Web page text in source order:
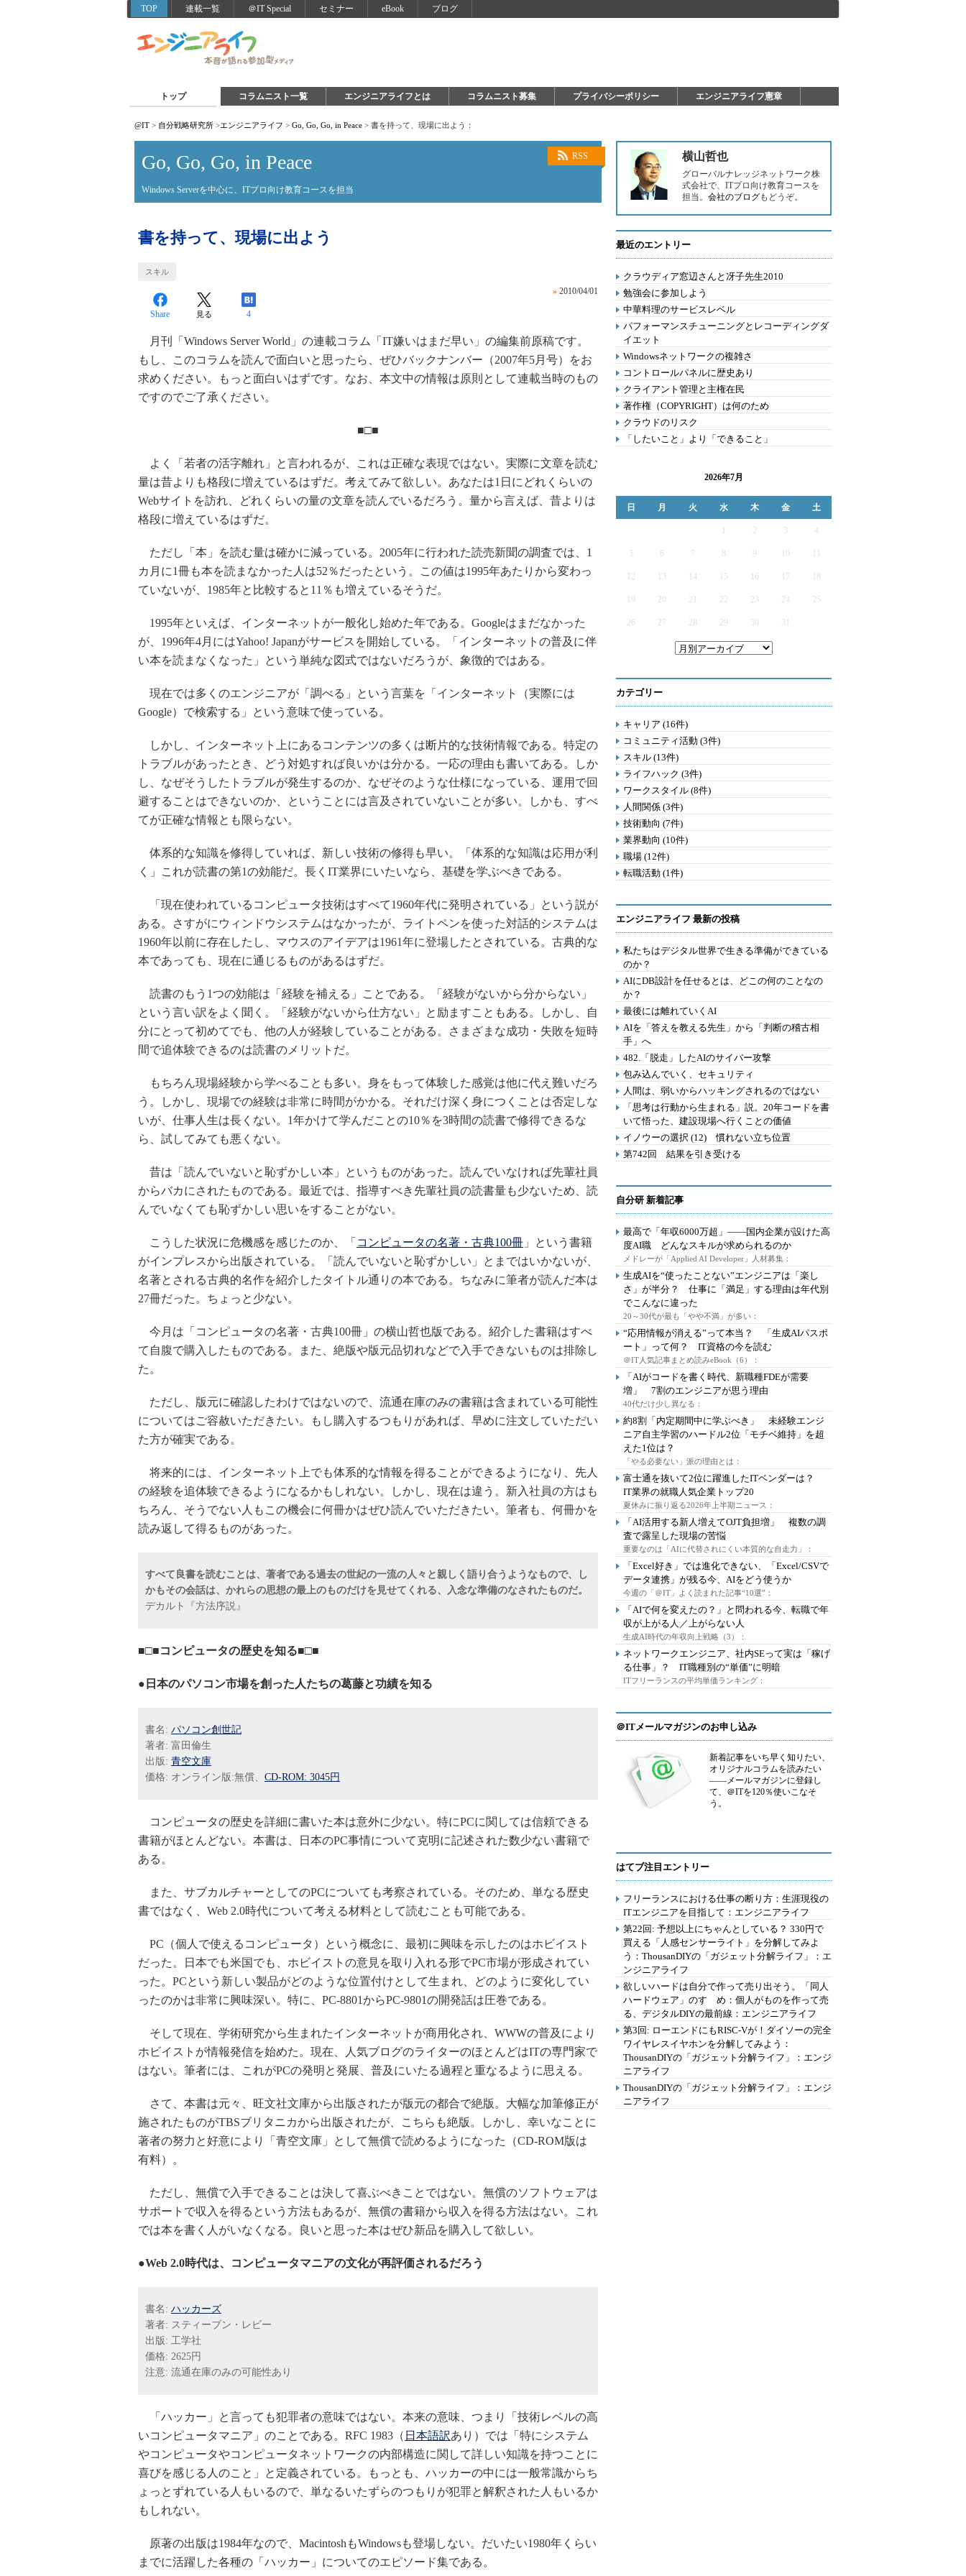
TOP 連載一覧 ＠IT Special セミナー eBook ブログ
トップ コラムニスト一覧 エンジニアライフとは コラムニスト募集 プライバシーポリシー エンジニアライフ憲章
@IT > 自分戦略研究所 >エンジニアライフ > Go, Go, Go, in Peace > 書を持って、現場に出よう：
RSS
Go, Go, Go, in Peace
Windows Serverを中心に、ITプロ向け教育コースを担当
書を持って、現場に出よう
スキル
» 2010/04/01
Share 見る 4
月刊「Windows Server World」の連載コラム「IT嫌いはまだ早い」の編集前原稿です。
もし、このコラムを読んで面白いと思ったら、ぜひバックナンバー（2007年5月号）をお
求めください。もっと面白いはずです。なお、本文中の情報は原則として連載当時のもの
ですのでご了承ください。
■□■
よく「若者の活字離れ」と言われるが、これは正確な表現ではない。実際に文章を読む
量は昔よりも格段に増えているはずだ。考えてみて欲しい。あなたは1日にどれくらいの
Webサイトを訪れ、どれくらいの量の文章を読んでいるだろう。量から言えば、昔よりは
格段に増えているはずだ。
ただし「本」を読む量は確かに減っている。2005年に行われた読売新聞の調査では、1
カ月に1冊も本を読まなかった人は52％だったという。この値は1995年あたりから変わっ
ていないが、1985年と比較すると11％も増えているそうだ。
1995年といえば、インターネットが一般化し始めた年である。Googleはまだなかった
が、1996年4月にはYahoo! Japanがサービスを開始している。「インターネットの普及に伴
い本を読まなくなった」という単純な図式ではないだろうが、象徴的ではある。
現在では多くのエンジニアが「調べる」という言葉を「インターネット（実際には
Google）で検索する」という意味で使っている。
しかし、インターネット上にあるコンテンツの多くは断片的な技術情報である。特定の
トラブルがあったとき、どう対処すれば良いかは分かる。一応の理由も書いてある。しか
し、なぜそうしたトラブルが発生するのか、なぜそのような仕様になっている、運用で回
避することはできないのか、ということには言及されていないことが多い。しかも、すべ
てが正確な情報とも限らない。
体系的な知識を修得していれば、新しい技術の修得も早い。「体系的な知識は応用が利
く」これが読書の第1の効能だ。長くIT業界にいたいなら、基礎を学ぶべきである。
「現在使われているコンピュータ技術はすべて1960年代に発明されている」という説が
ある。さすがにウィンドウシステムはなかったが、ライトペンを使った対話的システムは
1960年以前に存在したし、マウスのアイデアは1961年に登場したとされている。古典的な
本であっても、現在に通じるものがあるはずだ。
読書のもう1つの効能は「経験を補える」ことである。「経験がないから分からない」
という言い訳をよく聞く。「経験がないから仕方ない」と励ますこともある。しかし、自
分にとって初めてでも、他の人が経験していることがある。さまざまな成功・失敗を短時
間で追体験できるのは読書のメリットだ。
もちろん現場経験から学べることも多い。身をもって体験した感覚は他に代え難いだろ
う。しかし、現場での経験は非常に時間がかかる。それだけ深く身につくことは否定しな
いが、仕事人生は長くない。1年かけて学んだことの10％を3時間の読書で修得できるな
ら、試してみても悪くない。
昔は「読んでいないと恥ずかしい本」というものがあった。読んでいなければ先輩社員
からバカにされたものである。最近では、指導すべき先輩社員の読書量も少ないため、読
んでいなくても恥ずかしい思いをすることがない。
こうした状況に危機感を感じたのか、「 コンピュータの名著・古典100冊 」という書籍
がインプレスから出版されている。「読んでいないと恥ずかしい」とまではいかないが、
名著とされる古典的名作を紹介したタイトル通りの本である。ちなみに筆者が読んだ本は
27冊だった。ちょっと少ない。
今月は「コンピュータの名著・古典100冊」の横山哲也版である。紹介した書籍はすべ
て自腹で購入したものである。また、絶版や版元品切れなどで入手できないものは排除し
た。
ただし、版元に確認したわけではないので、流通在庫のみの書籍は含まれている可能性
についてはご容赦いただきたい。もし購入するつもりがあれば、早めに注文していただい
た方が確実である。
将来的には、インターネット上でも体系的な情報を得ることができるようになり、先人
の経験を追体験できるようになるかもしれない。しかし、現在は違う。新入社員の方はも
ちろん、そうでない人もこの機会に何冊かはぜひ読んでいただきたい。筆者も、何冊かを
読み返して得るものがあった。
すべて良書を読むことは、著者である過去の世紀の一流の人々と親しく語り合うようなもので、し
かもその会話は、かれらの思想の最上のものだけを見せてくれる、入念な準備のなされたものだ。
デカルト『方法序説』
■□■コンピュータの歴史を知る■□■
●日本のパソコン市場を創った人たちの葛藤と功績を知る
書名: パソコン創世記
著者: 富田倫生
出版: 青空文庫
価格: オンライン版:無償、 CD-ROM: 3045円
コンピュータの歴史を詳細に書いた本は意外に少ない。特にPCに関しては信頼できる
書籍がほとんどない。本書は、日本のPC事情について克明に記述された数少ない書籍で
ある。
また、サブカルチャーとしてのPCについても考察されている。そのため、単なる歴史
書ではなく、Web 2.0時代について考える材料として読むことも可能である。
PC（個人で使えるコンピュータ）という概念に、最初に興味を示したのはホビイスト
だった。日本でも米国でも、ホビイストの意見を取り入れる形でPC市場が形成されてい
った。PCという新しい製品がどのような位置付けとして生まれ、どのように変化してい
ったのかは非常に興味深い。特に、PC-8801からPC-9801の開発話は圧巻である。
そして現在、学術研究から生まれたインターネットが商用化され、WWWの普及により
ホビイストが情報発信を始めた。現在、人気ブログのライターのほとんどはITの専門家で
はない。筆者には、これがPCの発明と発展、普及にいたる過程と重なるように思える。
さて、本書は元々、旺文社文庫から出版されたが版元の都合で絶版。大幅な加筆修正が
施されたものがTBSブリタニカから出版されたが、こちらも絶版。しかし、幸いなことに
著者の努力と好意により「青空文庫」として無償で読めるようになった（CD-ROM版は
有料）。
ただし、無償で入手できることは決して喜ぶべきことではない。無償のソフトウェアは
サポートで収入を得るという方法もあるが、無償の書籍から収入を得る方法はない。これ
では本を書く人がいなくなる。良いと思った本はぜひ新品を購入して欲しい。
●Web 2.0時代は、コンピュータマニアの文化が再評価されるだろう
書名: ハッカーズ
著者: スティーブン・レビー
出版: 工学社
価格: 2625円
注意: 流通在庫のみの可能性あり
「ハッカー」と言っても犯罪者の意味ではない。本来の意味、つまり「技術レベルの高
いコンピュータマニア」のことである。RFC 1983（ 日本語訳あり）では「特にシステム
やコンピュータやコンピュータネットワークの内部構造に関して詳しい知識を持つことに
喜びを感じる人のこと」と定義されている。もっとも、ハッカーの中には一般常識からち
ょっとずれている人もいるので、単なるいたずらのつもりが犯罪と解釈された人もいるか
もしれない。
原著の出版は1984年なので、MacintoshもWindowsも登場しない。だいたい1980年くらい
までに活躍した各種の「ハッカー」についてのエピソード集である。
横山哲也
グローバルナレッジネットワーク株
式会社で、ITプロ向け教育コースを
担当。 会社のブログもどうぞ。
最近のエントリー
クラウディア窓辺さんと冴子先生2010
勉強会に参加しよう
中華料理のサービスレベル
パフォーマンスチューニングとレコーディングダ
イエット
Windowsネットワークの複雑さ
コントロールパネルに歴史あり
クライアント管理と主権在民
著作権（COPYRIGHT）は何のため
クラウドのリスク
「したいこと」より「できること」
2026年7月
日 月 火 水 木 金 土
2 3 4
5 6 7 9
12 13 14 15 16 17
19 20 21 22 23 24 25
26 27 28 29 30 31
カテゴリー
キャリア (16件)
コミュニティ活動 (3件)
スキル (13件)
ライフハック (3件)
ワークスタイル (8件)
人間関係 (3件)
技術動向 (7件)
業界動向 (10件)
職場 (12件)
転職活動 (1件)
エンジニアライフ 最新の投稿
私たちはデジタル世界で生きる準備ができている
のか？
AIにDB設計を任せるとは、どこの何のことなの
か？
最後には離れていくAI
AIを「答えを教える先生」から「判断の稽古相
手」へ
482.「脱走」したAIのサイバー攻撃
包み込んでいく、セキュリティ
人間は、弱いからハッキングされるのではない
「思考は行動から生まれる」説。20年コードを書
いて悟った、建設現場へ行くことの価値
イノウーの選択 (12) 慣れない立ち位置
第742回 結果を引き受ける
自分研 新着記事
最高で「年収6000万超」――国内企業が設けた高
度AI職 どんなスキルが求められるのか
メドレーが「Applied AI Developer」人材募集：
生成AIを“使ったことない”エンジニアは「楽し
さ」が半分？ 仕事に「満足」する理由は年代別
でこんなに違った
20～30代が最も「やや不満」が多い：
“応用情報が消える”って本当？ 「生成AIパスポ
ート」って何？ IT資格の今を読む
＠IT人気記事まとめ読みeBook（6）：
「AIがコードを書く時代、新職種FDEが需要
増」 7割のエンジニアが思う理由
40代だけ少し異なる：
約8割「内定期間中に学ぶべき」 未経験エンジ
ニア自主学習のハードル2位「モチベ維持」を超
えた1位は？
「やる必要ない」派の理由とは：
富士通を抜いて2位に躍進したITベンダーは？
IT業界の就職人気企業トップ20
夏休みに振り返る2026年上半期ニュース：
「AI活用する新人増えてOJT負担増」 複数の調
査で露呈した現場の苦悩
重要なのは「AIに代替されにくい本質的な自走力」：
「Excel好き」では進化できない、「Excel/CSVで
データ連携」が残る今、AIをどう使うか
今週の「＠IT」よく読まれた記事“10選”：
「AIで何を変えたの？」と問われる今、転職で年
収が上がる人／上がらない人
生成AI時代の年収向上戦略（3）：
ネットワークエンジニア、社内SEって実は「稼げ
る仕事」？ IT職種別の“単価”に明暗
ITフリーランスの平均単価ランキング：
＠ITメールマガジンのお申し込み
新着記事をいち早く知りたい、
オリジナルコラムを読みたい
――メールマガジンに登録し
て、＠ITを120％使いこなそ
う。
はてブ注目エントリー
フリーランスにおける仕事の断り方：生涯現役の
ITエンジニアを目指して：エンジニアライフ
第22回: 予想以上にちゃんとしている？ 330円で
買える「人感センサーライト」を分解してみよ
う：ThousanDIYの「ガジェット分解ライフ」：エ
ンジニアライフ
欲しいハードは自分で作って売り出そう。「同人
ハードウェア」のすゝめ：個人がものを作って売
る、デジタルDIYの最前線：エンジニアライフ
第3回: ローエンドにもRISC-Vが！ダイソーの完全
ワイヤレスイヤホンを分解してみよう：
ThousanDIYの「ガジェット分解ライフ」：エンジ
ニアライフ
ThousanDIYの「ガジェット分解ライフ」：エンジ
ニアライフ